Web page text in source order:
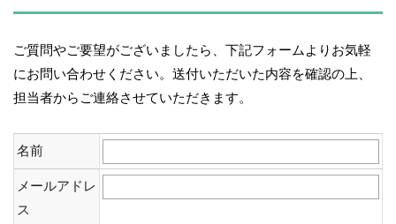
ご質問やご要望がございましたら、下記フォームよりお気軽
にお問い合わせください。送付いただいた内容を確認の上、
担当者からご連絡させていただきます。
名前
メールアドレ
ス